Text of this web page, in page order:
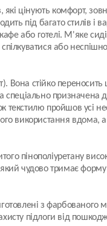
які цінують комфорт,
під багато стилів і
або готелі. М'яке
або неспішно
Вона стійко
спеціально призначена
текстилю пройшов усі
використання вдома,
пінополіуретану
чудово тримає форму
з фарбованого
підлоги від